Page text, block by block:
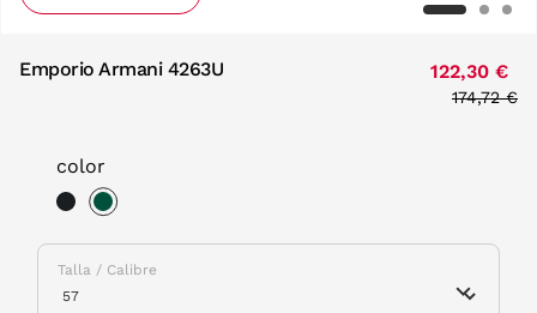
Emporio Armani 4263U 122,30 €
Price
174,72 €
color
Talla / Calibre